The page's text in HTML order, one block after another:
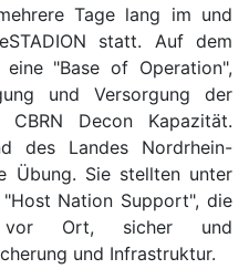
Tage lang im und
statt. Auf dem
"Base of Operation",
und Versorgung der
Decon Kapazität.
des Landes Nordrhein-
Übung. Sie stellten unter
Nation Support", die
vor Ort, sicher und
und Infrastruktur.